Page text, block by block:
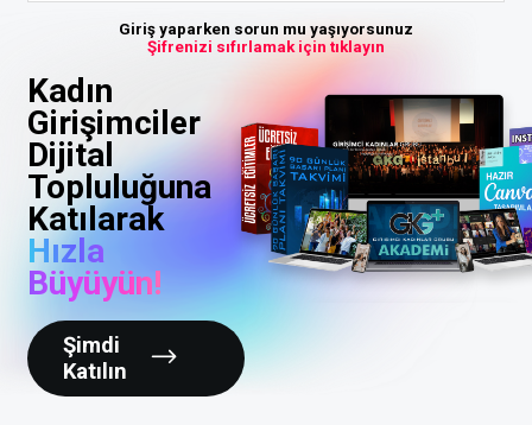
Giriş yaparken sorun mu yaşıyorsunuz
Şifrenizi sıfırlamak için tıklayın
Kadın
Girişimciler
Dijital
Topluluğuna
Katılarak
Hızla
Büyüyün!
Şimdi
Katılın